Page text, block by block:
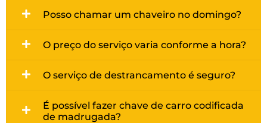
Posso chamar um chaveiro no domingo?
O preço do serviço varia conforme a hora?
O serviço de destrancamento é seguro?
É possível fazer chave de carro codificada
de madrugada?